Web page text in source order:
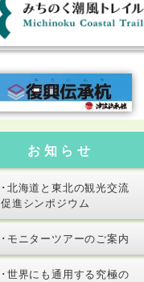
お知らせ
･北海道と東北の観光交流
促進シンポジウム
･モニターツアーのご案内
･世界にも通用する究極の